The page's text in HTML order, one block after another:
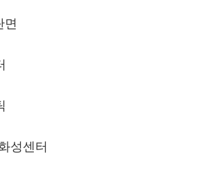
면
성센터